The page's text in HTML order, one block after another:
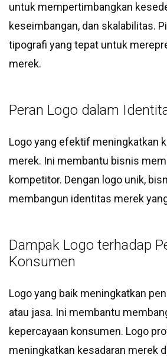
untuk mempertimbangkan
keseimbangan, dan skalabilitas.
tipografi yang tepat untuk
merek.
Peran Logo dalam
Logo yang efektif meningkatkan
merek. Ini membantu bisnis
kompetitor. Dengan logo unik,
membangun identitas merek
Dampak Logo terhadap
Konsumen
Logo yang baik meningkatkan
atau jasa. Ini membantu
kepercayaan konsumen. Logo
meningkatkan kesadaran merek